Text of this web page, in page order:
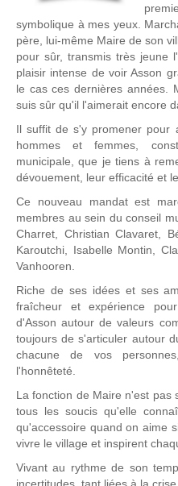
symbolique à mes yeux.
père, lui-même Maire de son
pour sûr, transmis très jeune
plaisir intense de voir Asson
le cas ces dernières années.
suis sûr qu'il l'aimerait encore
Il suffit de s'y promener pour
hommes et femmes,
municipale, que je tiens à
dévouement, leur efficacité et
Ce nouveau mandat est
membres au sein du conseil
Charret, Christian Clavaret,
Karoutchi, Isabelle Montin,
Vanhooren.
Riche de ses idées et ses
fraîcheur et expérience
d'Asson autour de valeurs
toujours de s'articuler autour
chacune de vos
l'honnêteté.
La fonction de Maire n'est pas
tous les soucis qu'elle
qu'accessoire quand on aime
vivre le village et inspirent
Vivant au rythme de son